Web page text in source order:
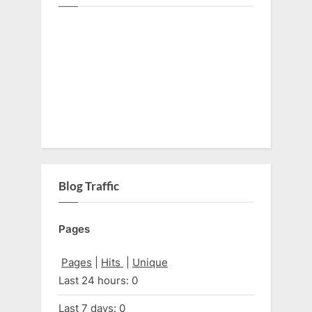
Blog Traffic
Pages
Pages Hits
Unique
Last 24 hours: 0
Last 7 days: 0